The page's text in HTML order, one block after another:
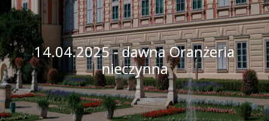
14.04.2025 - dawna Oranżeria
nieczynna